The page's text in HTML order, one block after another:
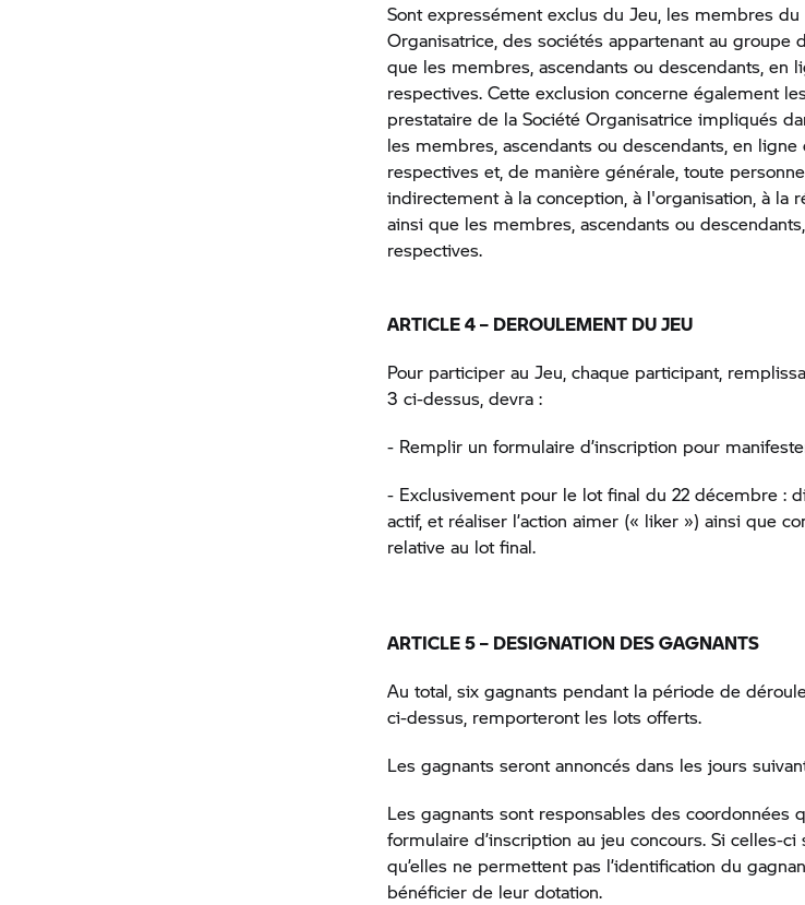
Sont expressément exclus du Jeu, les membres
Organisatrice, des sociétés appartenant au groupe
que les membres, ascendants ou descendants, en
respectives. Cette exclusion concerne également
prestataire de la Société Organisatrice impliqués
les membres, ascendants ou descendants, en
respectives et, de manière générale, toute
indirectement à la conception, à l'organisation, à la
ainsi que les membres, ascendants ou
respectives.
ARTICLE 4 – DEROULEMENT DU JEU
Pour participer au Jeu, chaque participant,
3 ci-dessus, devra :
- Remplir un formulaire d’inscription pour
- Exclusivement pour le lot final du 22 décembre :
actif, et réaliser l’action aimer (« liker ») ainsi que
relative au lot final.
ARTICLE 5 – DESIGNATION DES GAGNANTS
Au total, six gagnants pendant la période de
ci-dessus, remporteront les lots offerts.
Les gagnants seront annoncés dans les jours
Les gagnants sont responsables des coordonnées
formulaire d’inscription au jeu concours. Si celles-
qu’elles ne permettent pas l’identification du
bénéficier de leur dotation.